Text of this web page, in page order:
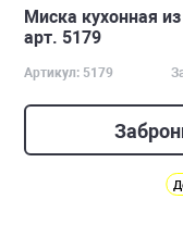
Миска кухонная
арт. 5179
Артикул: 5179